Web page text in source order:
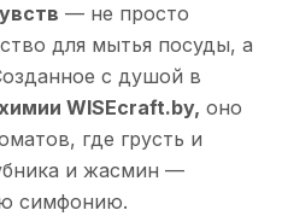
— не просто
для мытья посуды, а
с душой в
WISEcraft.by, оно
где грусть и
и жасмин —
симфонию.